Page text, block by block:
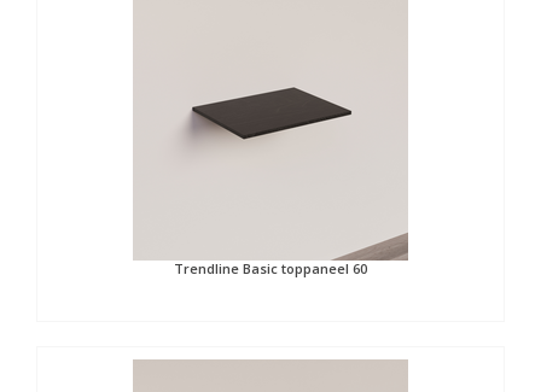
Trendline Basic toppaneel 60